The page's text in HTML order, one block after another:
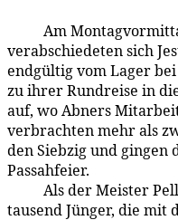
Am
verabschiedeten sich
endgültig vom Lager
zu ihrer Rundreise in
auf, wo Abners
verbrachten mehr als
den Siebzig und gingen
Passahfeier.
Als der Meister
tausend Jünger, die mit